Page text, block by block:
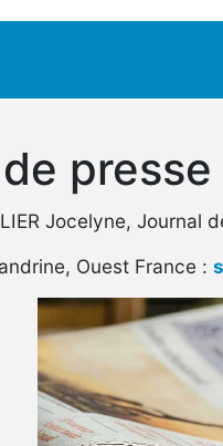
presse
Jocelyne, Journal
Ouest France :